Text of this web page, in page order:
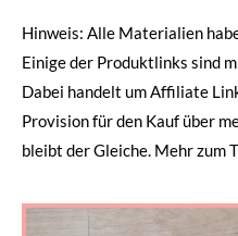
Hinweis: Alle Materialien
Einige der Produktlinks sind
Dabei handelt um Affiliate
Provision für den Kauf über
bleibt der Gleiche. Mehr zum